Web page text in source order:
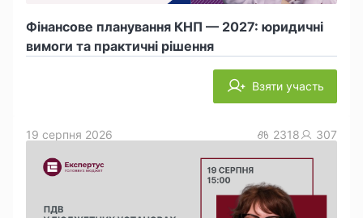
Фінансове планування КНП — 2027: юридичні
вимоги та практичні рішення
Взяти участь
19 серпня 2026 2318 307